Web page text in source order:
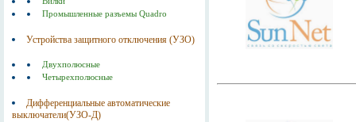
Промышленные разъемы Quadro
Устройства защитного отключения (УЗО)
Двухполюсные
Четырехполюсные
Дифференциальные автоматические
выключатели(УЗО-Д)